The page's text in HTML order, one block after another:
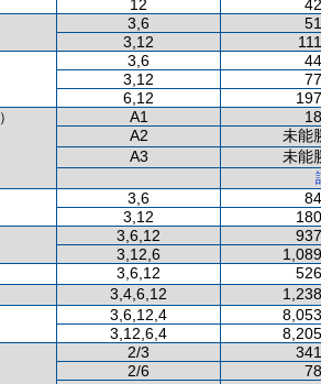
12
3,6
3,12
3,6
3,12
6,12
A1
A2
未能
A3
未能
3,6
3,12
3,6,12
3,12,6
3,6,12
3,4,6,12
3,6,12,4
3,12,6,4
2/3
2/6